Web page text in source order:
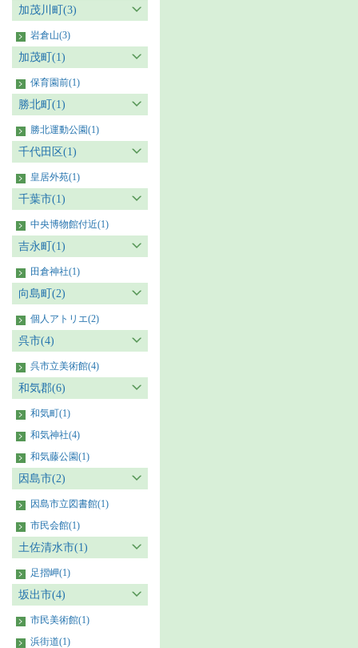
加茂川町(3)
岩倉山(3)
加茂町(1)
保育園前(1)
勝北町(1)
勝北運動公園(1)
千代田区(1)
皇居外苑(1)
千葉市(1)
中央博物館付近(1)
吉永町(1)
田倉神社(1)
向島町(2)
個人アトリエ(2)
呉市(4)
呉市立美術館(4)
和気郡(6)
和気町(1)
和気神社(4)
和気藤公園(1)
因島市(2)
因島市立図書館(1)
市民会館(1)
土佐清水市(1)
足摺岬(1)
坂出市(4)
市民美術館(1)
浜街道(1)